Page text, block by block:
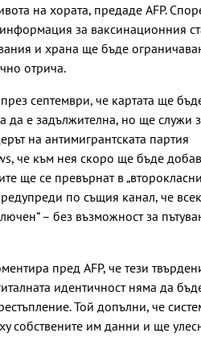
на хората, предаде AFP.
за ваксинационния
и храна ще бъде
отрича.
септември, че картата ще
да е задължителна, но ще служи
на антимигрантската партия
че към нея скоро ще бъде
ще се превърнат в
по същия канал, че
– без възможност за
пред AFP, че тези
идентичност няма да
Той допълни, че
собствените им данни и ще